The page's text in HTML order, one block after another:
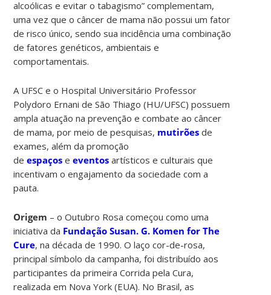
alcoólicas e evitar o tabagismo” complementam,
uma vez que o câncer de mama não possui um fator
de risco único, sendo sua incidência uma combinação
de fatores genéticos, ambientais e
comportamentais.
A UFSC e o Hospital Universitário Professor
Polydoro Ernani de São Thiago (HU/UFSC) possuem
ampla atuação na prevenção e combate ao câncer
de mama, por meio de pesquisas, mutirões de
exames, além da promoção
deespaços eeventos artísticos e culturais que
incentivam o engajamento da sociedade com a
pauta.
Origem – o Outubro Rosa começou como uma
iniciativa da Fundação Susan. G. Komen for The
Cure, na década de 1990. O laço cor-de-rosa,
principal símbolo da campanha, foi distribuído aos
participantes da primeira Corrida pela Cura,
realizada em Nova York (EUA). No Brasil, as